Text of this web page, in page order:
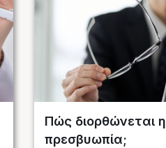
Πώς διορθώνεται η
πρεσβυωπία;